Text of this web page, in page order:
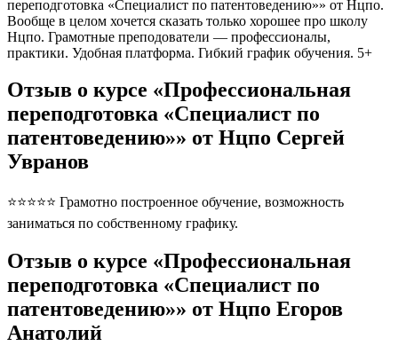
переподготовка «Специалист по патентоведению»» от Нцпо.
Вообще в целом хочется сказать только хорошее про школу
Нцпо. Грамотные преподователи — профессионалы,
практики. Удобная платформа. Гибкий график обучения. 5+
Отзыв о курсе «Профессиональная
переподготовка «Специалист по
патентоведению»» от Нцпо Сергей
Увранов
⭐⭐⭐⭐⭐ Грамотно построенное обучение, возможность
заниматься по собственному графику.
Отзыв о курсе «Профессиональная
переподготовка «Специалист по
патентоведению»» от Нцпо Егоров
Анатолий